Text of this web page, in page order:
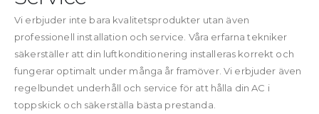
Vi erbjuder inte bara kvalitetsprodukter utan även
professionell installation och service. Våra erfarna tekniker
säkerställer att din luftkonditionering installeras korrekt och
fungerar optimalt under många år framöver. Vi erbjuder även
regelbundet underhåll och service för att hålla din AC i
toppskick och säkerställa bästa prestanda.